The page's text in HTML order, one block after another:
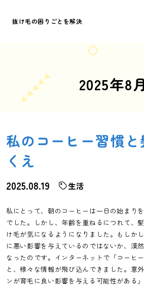
抜け毛の困りごとを解決
2025年8月
私のコーヒー習慣
くえ
2025.08.19 生活
私にとって、朝のコーヒーは一日の始まり
でした。しかし、年齢を重ねるにつれて、
け毛が気になるようになりました。もしか
に悪い影響を与えているのではないか、漠
なったのです。インターネットで「コーヒ
と、様々な情報が飛び込んできました。意
ンが育毛に良い影響を与える可能性がある